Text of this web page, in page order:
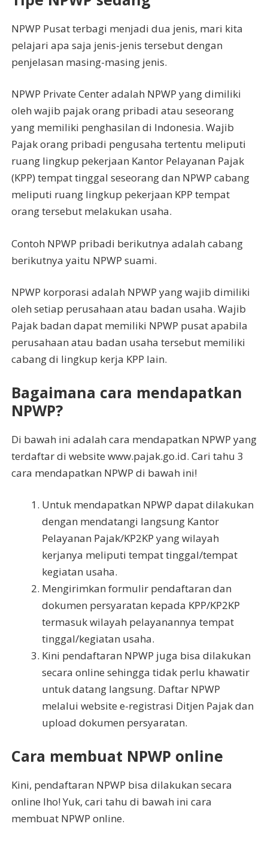
NPWP Pusat terbagi menjadi dua jenis, mari kita
pelajari apa saja jenis-jenis tersebut dengan
penjelasan masing-masing jenis.
NPWP Private Center adalah NPWP yang dimiliki
oleh wajib pajak orang pribadi atau seseorang
yang memiliki penghasilan di Indonesia. Wajib
Pajak orang pribadi pengusaha tertentu meliputi
ruang lingkup pekerjaan Kantor Pelayanan Pajak
(KPP) tempat tinggal seseorang dan NPWP cabang
meliputi ruang lingkup pekerjaan KPP tempat
orang tersebut melakukan usaha.
Contoh NPWP pribadi berikutnya adalah cabang
berikutnya yaitu NPWP suami.
NPWP korporasi adalah NPWP yang wajib dimiliki
oleh setiap perusahaan atau badan usaha. Wajib
Pajak badan dapat memiliki NPWP pusat apabila
perusahaan atau badan usaha tersebut memiliki
cabang di lingkup kerja KPP lain.
Bagaimana cara mendapatkan
NPWP?
Di bawah ini adalah cara mendapatkan NPWP yang
terdaftar di website www.pajak.go.id. Cari tahu 3
cara mendapatkan NPWP di bawah ini!
Untuk mendapatkan NPWP dapat dilakukan
dengan mendatangi langsung Kantor
Pelayanan Pajak/KP2KP yang wilayah
kerjanya meliputi tempat tinggal/tempat
kegiatan usaha.
Mengirimkan formulir pendaftaran dan
dokumen persyaratan kepada KPP/KP2KP
termasuk wilayah pelayanannya tempat
tinggal/kegiatan usaha.
Kini pendaftaran NPWP juga bisa dilakukan
secara online sehingga tidak perlu khawatir
untuk datang langsung. Daftar NPWP
melalui website e-registrasi Ditjen Pajak dan
upload dokumen persyaratan.
Cara membuat NPWP online
Kini, pendaftaran NPWP bisa dilakukan secara
online lho! Yuk, cari tahu di bawah ini cara
membuat NPWP online.